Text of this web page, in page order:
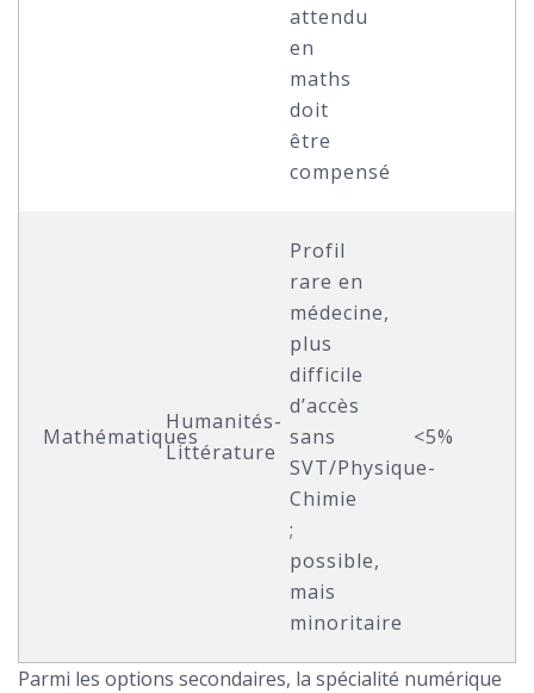
attendu
en
maths
doit
être
compensé
Mathématiques
Humanités-
Littérature
Profil
rare en
médecine,
plus
difficile
d’accès
sans
SVT/Physique-
Chimie
;
possible,
mais
minoritaire
<5%
Parmi les options secondaires, la spécialité numérique